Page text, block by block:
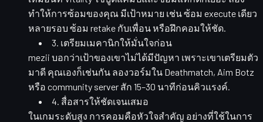
ทำให้การซ้อมของคุณ มีเป้าหมาย เช่น ซ้อม execute เดียว
หลายรอบ ซ้อม retake กับเพื่อน หรือฝึกคอมให้ชัด.
3. เตรียมเมคานิกให้มั่นใจก่อน
mezii บอกว่าเป้าของเขาไม่ได้มีปัญหา เพราะเขาเตรียมตัว
มาดี คุณเองก็เช่นกัน ลองวอร์มใน Deathmatch, Aim Botz
หรือ community server สัก 15–30 นาทีก่อนคิวแรงค์.
4. สื่อสารให้ชัดเจนเสมอ
ในเกมระดับสูง การคอมคือหัวใจสำคัญ อย่างที่ใช้ในการ